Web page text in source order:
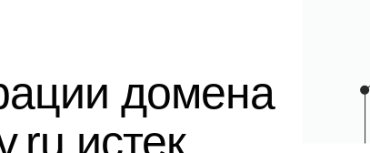
домена
истек